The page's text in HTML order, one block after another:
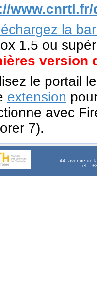
la
1.5 ou
version
le portail
extension
avec
7).
44, avenue de
Tél. :